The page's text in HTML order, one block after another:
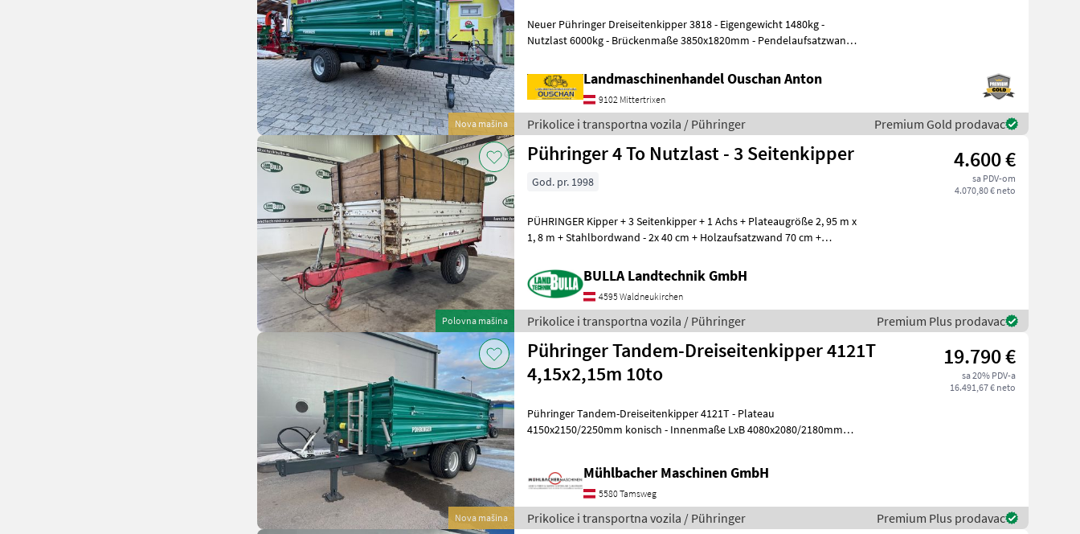
Nova mašina
Neuer Pühringer Dreiseitenkipper 3818 - Eigengewicht 1480kg -
Nutzlast 6000kg - Brückenmaße 3850x1820mm - Pendelaufsatzwand -
Landmaschinenhandel Ouschan Anton
9102 Mittertrixen
Prikolice i transportna vozila / Pühringer Premium Gold prodavac
Polovna mašina
Pühringer 4 To Nutzlast - 3 Seitenkipper 4.600 €
sa PDV-om
4.070,80 € neto
God. pr. 1998
PÜHRINGER Kipper + 3 Seitenkipper + 1 Achs + Plateaugröße 2, 95 m x
1, 8 m + Stahlbordwand - 2x 40 cm + Holzaufsatzwand 70 cm +
BULLA Landtechnik GmbH
4595 Waldneukirchen
Prikolice i transportna vozila / Pühringer Premium Plus prodavac
Nova mašina
Pühringer Tandem-Dreiseitenkipper 4121T
4,15x2,15m 10to
19.790 €
sa 20% PDV-a
16.491,67 € neto
Pühringer Tandem-Dreiseitenkipper 4121T - Plateau
4150x2150/2250mm konisch - Innenmaße LxB 4080x2080/2180mm
Mühlbacher Maschinen GmbH
5580 Tamsweg
Prikolice i transportna vozila / Pühringer Premium Plus prodavac